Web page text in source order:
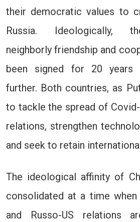
their democratic values to
Russia. Ideologically,
neighborly friendship and
been signed for 20 years
further. Both countries, as
to tackle the spread of
relations, strengthen
and seek to retain
The ideological affinity of
consolidated at a time when
and Russo-US relations